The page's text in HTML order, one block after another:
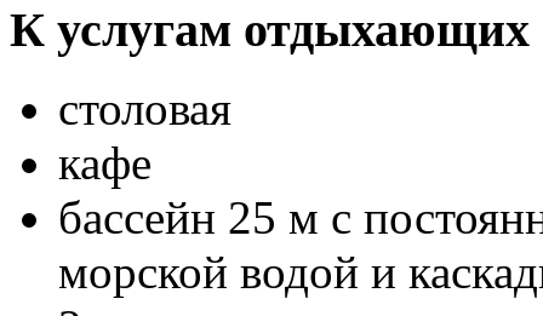
К услугам отдыхающих
столовая
кафе
бассейн 25 м с
морской водой и